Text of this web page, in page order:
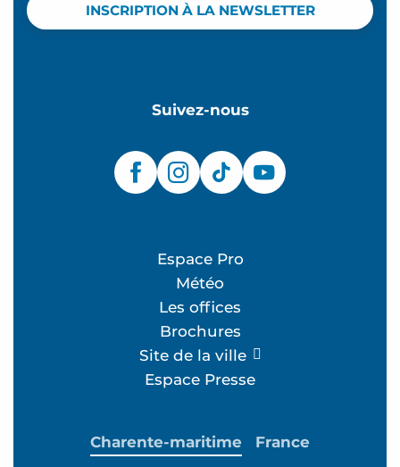
INSCRIPTION À LA NEWSLETTER
Suivez-nous
Espace Pro
Météo
Les offices
Brochures
Site de la ville
Espace Presse
Charente-maritime France